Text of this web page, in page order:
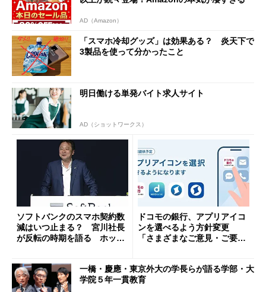
AD（Amazon）
「スマホ冷却グッズ」は効果ある？ 炎天下で
3製品を使って分かったこと
明日働ける単発バイト求人サイト
AD（ショットワークス）
ソフトバンクのスマホ契約数
減はいつ止まる？ 宮川社長
が反転の時期を語る ホッピ
ドコモの銀行、アプリアイコ
ンを選べるよう方針変更
「さまざまなご意見・ご要望
一橋・慶應・東京外大の学長らが語る学部・大
学院５年一貫教育